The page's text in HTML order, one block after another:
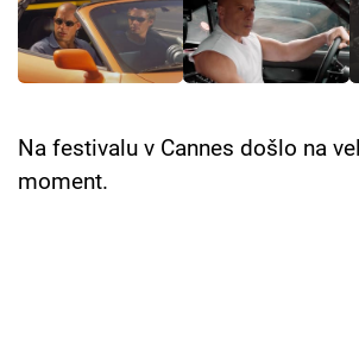
TV Program
Na festivalu v Cannes došlo na
moment.